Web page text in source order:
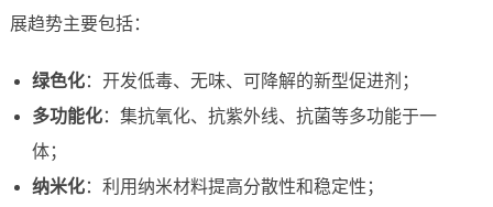
展趋势主要包括：
绿色化：开发低毒、无味、可降解的新型促进剂；
多功能化：集抗氧化、抗紫外线、抗菌等多功能于一
体；
纳米化：利用纳米材料提高分散性和稳定性；